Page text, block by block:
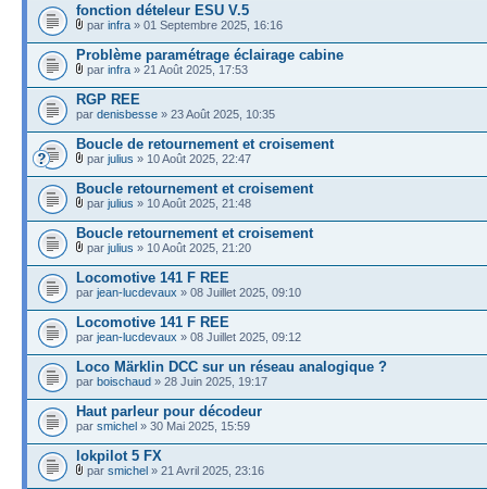
fonction dételeur ESU V.5
par infra » 01 Septembre 2025, 16:16
Problème paramétrage éclairage cabine
par infra » 21 Août 2025, 17:53
RGP REE
par denisbesse » 23 Août 2025, 10:35
Boucle de retournement et croisement
par julius » 10 Août 2025, 22:47
Boucle retournement et croisement
par julius » 10 Août 2025, 21:48
Boucle retournement et croisement
par julius » 10 Août 2025, 21:20
Locomotive 141 F REE
par jean-lucdevaux » 08 Juillet 2025, 09:10
Locomotive 141 F REE
par jean-lucdevaux » 08 Juillet 2025, 09:12
Loco Märklin DCC sur un réseau analogique ?
par boischaud » 28 Juin 2025, 19:17
Haut parleur pour décodeur
par smichel » 30 Mai 2025, 15:59
lokpilot 5 FX
par smichel » 21 Avril 2025, 23:16